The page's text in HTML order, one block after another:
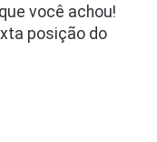
você achou!
posição do